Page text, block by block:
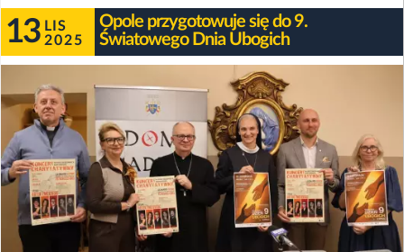
13 LIS
2025
Opole przygotowuje się do 9.
Światowego Dnia Ubogich